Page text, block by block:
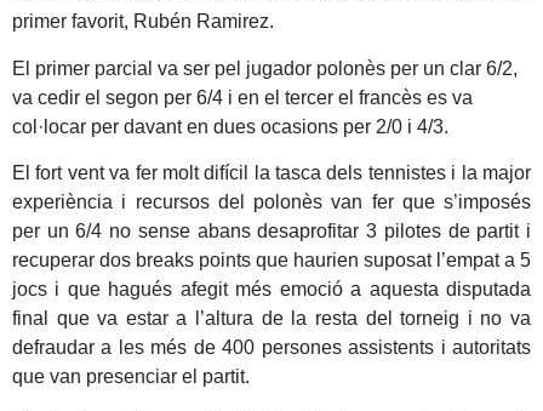
primer favorit, Rubén Ramirez.
El primer parcial va ser pel jugador polonès per un clar 6/2,
va cedir el segon per 6/4 i en el tercer el francès es va
col·locar per davant en dues ocasions per 2/0 i 4/3.
El fort vent va fer molt difícil la tasca dels tennistes i la major
experiència i recursos del polonès van fer que s’imposés
per un 6/4 no sense abans desaprofitar 3 pilotes de partit i
recuperar dos breaks points que haurien suposat l’empat a 5
jocs i que hagués afegit més emoció a aquesta disputada
final que va estar a l’altura de la resta del torneig i no va
defraudar a les més de 400 persones assistents i autoritats
que van presenciar el partit.